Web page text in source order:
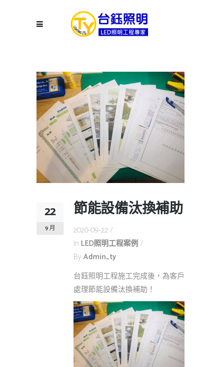
22
9 月
節能設備汰換補助
2020-09-22
In LED照明工程案例
By Admin_ty
台鈺照明工程施工完成後，為客戶
處理節能設備汰換補助！